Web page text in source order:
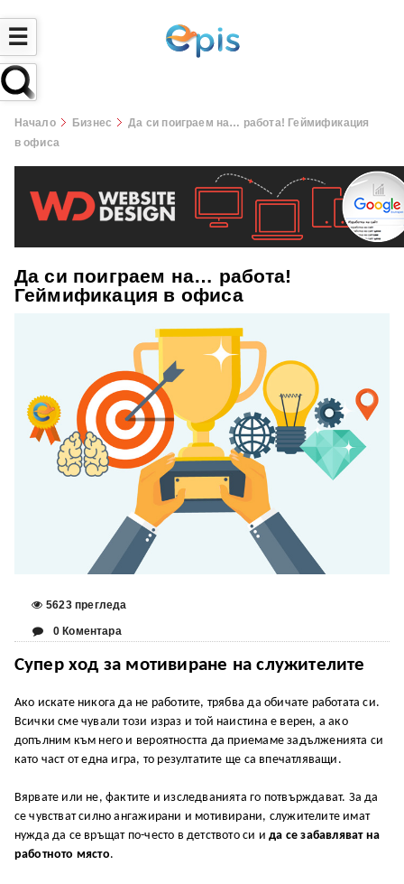
☰
Начало Бизнес
Да си поиграем на… работа! Геймификация
в офиса
Да си поиграем на… работа!
Геймификация в офиса
5623 прегледа
0 Коментара
Супер ход за мотивиране на служителите
Ако искате никога да не работите, трябва да обичате работата си.
Всички сме чували този израз и той наистина е верен, а ако
допълним към него и вероятността да приемаме задълженията си
като част от една игра, то резултатите ще са впечатляващи.
Вярвате или не, фактите и изследванията го потвърждават. За да
се чувстват силно ангажирани и мотивирани, служителите имат
нужда да се връщат по-често в детството си ида се забавляват на
работното място.